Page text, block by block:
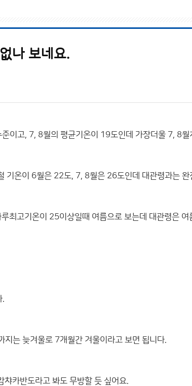
나 보네요.
이고, 7, 8월의 평균기온이 19도인데 가장더울 7, 8월
기온이 6월은 22도, 7, 8월은 26도인데 대관령과는 완
최고기온이 25이상일때 여름으로 보는데 대관령은 여
.
는 늦겨울로 7개월간 겨울이라고 보면 됩니다.
챠카반도라고 봐도 무방할 듯 싶어요.